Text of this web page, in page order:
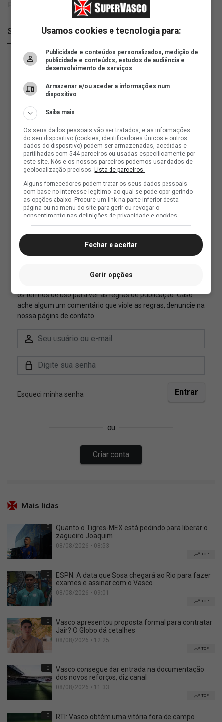
SuperVasco
Mais lidas
0
Quanto o Tigres-MEX está pedindo para liberar o
zagueiro Joaquim
08/08/2026 • 08:53
TOP
0
ESPN: A data que Sosa chegará ao Rio para fazer
exames e assinar com o Vasco
08/08/2026 • 09:01
TOP
0
Vasco apresentou proposta formal para contratar
Jair? O Globo dá detalhes
08/08/2026 • 12:25
TOP
0
Vasco consegue dar entrada na documentação
dos novos reforços, diz canal
08/08/2026 • 11:33
TOP
0 RTI: Vasco obtém uma vitória fora de campo
Usamos cookies e tecnologia para:
Publicidade e conteúdos personalizados, medição de
publicidade e conteúdos, estudos de audiência e
desenvolvimento de serviços
Armazenar e/ou aceder a informações num
dispositivo
Saiba mais
Os seus dados pessoais vão ser tratados, e as informações
do seu dispositivo (cookies, identificadores únicos e outros
dados do dispositivo) podem ser armazenadas, acedidas e
partilhadas com 544 parceiros ou usadas especificamente por
este site. Nós e os nossos parceiros podemos usar dados de
geolocalização precisos.Lista de parceiros.
Alguns fornecedores podem tratar os seus dados pessoais
com base no interesse legítimo, ao qual se pode opor gerindo
as opções abaixo. Procure um link na parte inferior desta
página ou no menu do site para gerir ou revogar o
consentimento nas definições de privacidade e cookies.
Fechar e aceitar
Gerir opções